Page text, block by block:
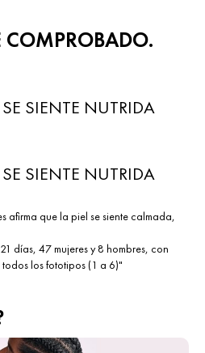
SE SIENTE NUTRIDA
SE SIENTE NUTRIDA
afirma que la piel se siente calmada,
días, 47 mujeres y 8 hombres, con
los fototipos (1 a 6)"